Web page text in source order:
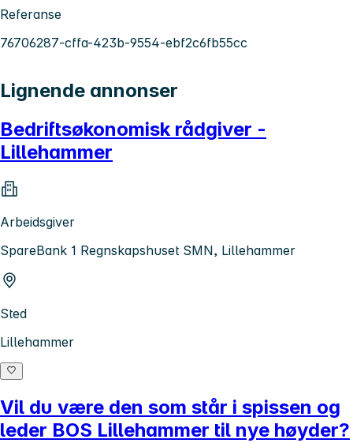
Referanse
76706287-cffa-423b-9554-ebf2c6fb55cc
Lignende annonser
Bedriftsøkonomisk rådgiver -
Lillehammer
Arbeidsgiver
SpareBank 1 Regnskapshuset SMN, Lillehammer
Sted
Lillehammer
Vil du være den som står i spissen og
leder BOS Lillehammer til nye høyder?